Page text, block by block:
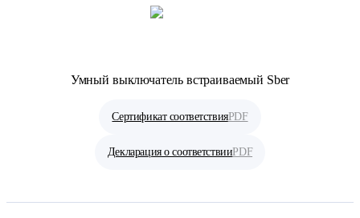
Умный выключатель встраиваемый Sber
Сертификат соответствияPDF
Декларация о соответствииPDF